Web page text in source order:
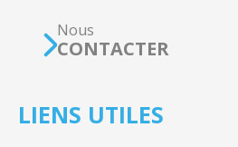
Nous
CONTACTER
LIENS UTILES